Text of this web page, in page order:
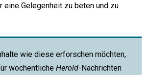
Gelegenheit zu beten und zu
wie diese erforschen möchten,
wöchentliche Herold-Nachrichten